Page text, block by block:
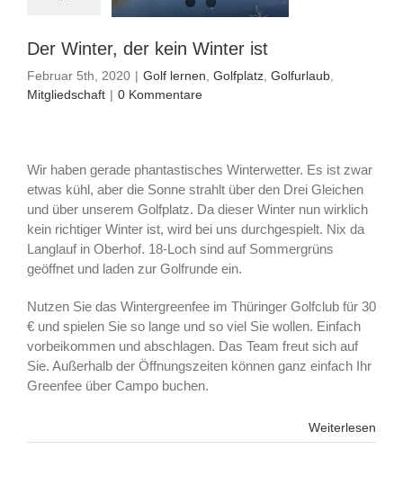
Der Winter, der kein Winter ist
Februar 5th, 2020 | Golf lernen, Golfplatz, Golfurlaub,
Mitgliedschaft | 0 Kommentare
Wir haben gerade phantastisches Winterwetter. Es ist zwar
etwas kühl, aber die Sonne strahlt über den Drei Gleichen
und über unserem Golfplatz. Da dieser Winter nun wirklich
kein richtiger Winter ist, wird bei uns durchgespielt. Nix da
Langlauf in Oberhof. 18-Loch sind auf Sommergrüns
geöffnet und laden zur Golfrunde ein.
Nutzen Sie das Wintergreenfee im Thüringer Golfclub für 30
€ und spielen Sie so lange und so viel Sie wollen. Einfach
vorbeikommen und abschlagen. Das Team freut sich auf
Sie. Außerhalb der Öffnungszeiten können ganz einfach Ihr
Greenfee über Campo buchen.
Weiterlesen